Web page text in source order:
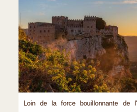
Loin de la force bouillonnante de